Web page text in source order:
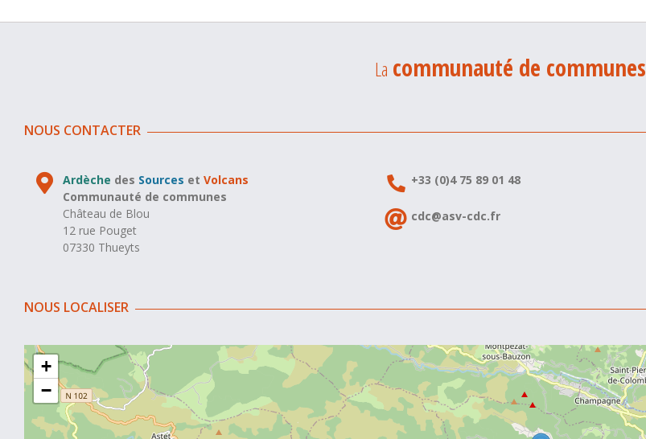
La communauté de communes
NOUS CONTACTER
Ardèche des Sources etVolcans
Communauté de communes
Château de Blou
12 rue Pouget
07330 Thueyts
+33 (0)4 75 89 01 48
cdc@asv-cdc.fr
NOUS LOCALISER
+
−